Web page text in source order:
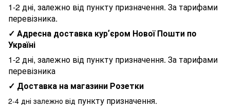
1-2 дні, залежно від пункту призначення. За тарифами
перевізника.
✓ Адресна доставка курʼєром Нової Пошти по
Україні
1-2 дні, залежно від пункту призначення. За тарифами
перевізника
✓ Доставка на магазини Розетки
2-4 дні залежно від пункту призначення.